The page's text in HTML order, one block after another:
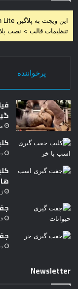
تنظیمات قالب > نصب
پرخواننده
می
ها
Newsletter